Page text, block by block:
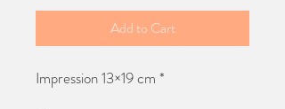
Add to Cart
Impression 13×19 cm *